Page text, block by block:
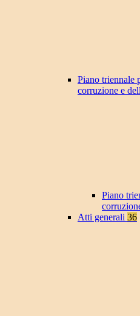
Piano triennale
corruzione e
Piano
Atti generali 36